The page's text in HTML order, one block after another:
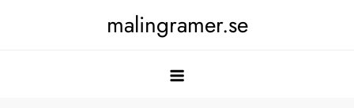
malingramer.se